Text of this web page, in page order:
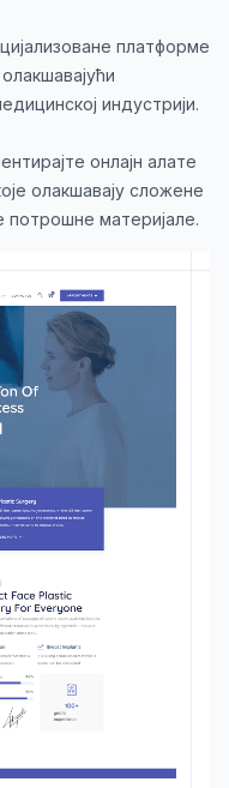
платформе
индустрији.
онлајн алате
олакшавају сложене
материјале.